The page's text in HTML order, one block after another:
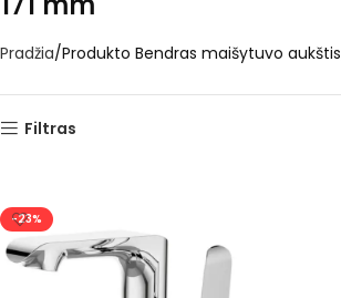
Pradžia Produkto Bendras maišytuvo aukštis
Filtras
-23%